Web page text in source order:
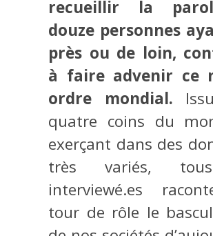
recueillir la
douze personnes
près ou de loin,
à faire advenir ce
ordre mondial.
quatre coins du
exerçant dans des
très variés,
interviewé.es
tour de rôle le